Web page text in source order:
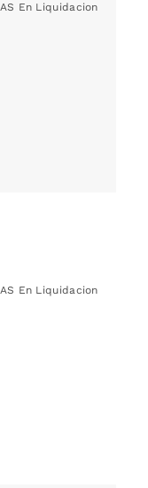
En Liquidacion
En Liquidacion